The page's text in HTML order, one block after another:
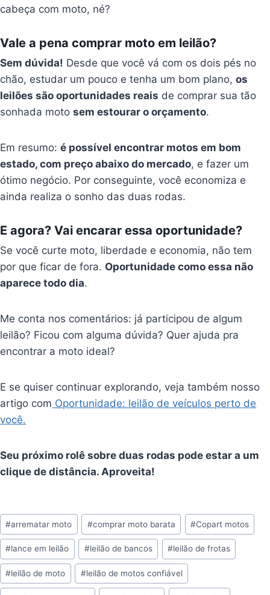
cabeça com moto, né?
Vale a pena comprar moto em leilão?
Sem dúvida! Desde que você vá com os dois pés no
chão, estudar um pouco e tenha um bom plano,os
leilões são oportunidades reais de comprar sua tão
sonhada motosem estourar o orçamento.
Em resumo:é possível encontrar motos em bom
estado, com preço abaixo do mercado, e fazer um
ótimo negócio. Por conseguinte, você economiza e
ainda realiza o sonho das duas rodas.
E agora? Vai encarar essa oportunidade?
Se você curte moto, liberdade e economia, não tem
por que ficar de fora. Oportunidade como essa não
aparece todo dia.
Me conta nos comentários: já participou de algum
leilão? Ficou com alguma dúvida? Quer ajuda pra
encontrar a moto ideal?
E se quiser continuar explorando, veja também nosso
artigo com Oportunidade: leilão de veículos perto de
você.
Seu próximo rolê sobre duas rodas pode estar a um
clique de distância. Aproveita!
Tags
do
Post:
#arrematar moto #comprar moto barata #Copart motos
#lance em leilão #leilão de bancos #leilão de frotas
#leilão de moto #leilão de motos confiável